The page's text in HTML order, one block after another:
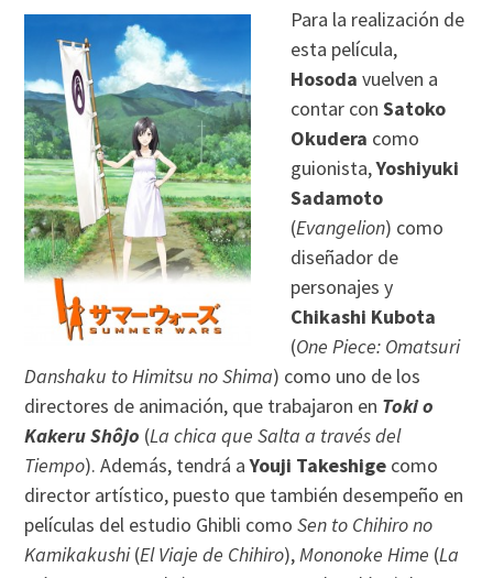
Para la realización de
esta película,
Hosoda vuelven a
contar conSatoko
Okudera como
guionista,Yoshiyuki
Sadamoto
(Evangelion) como
diseñador de
personajes y
Chikashi Kubota
(One Piece: Omatsuri
Danshaku to Himitsu no Shima) como uno de los
directores de animación, que trabajaron en Toki o
Kakeru Shôjo (La chica que Salta a través del
Tiempo). Además, tendrá aYouji Takeshige como
director artístico, puesto que también desempeño en
películas del estudio Ghibli comoSen to Chihiro no
Kamikakushi(El Viaje de Chihiro),Mononoke Hime (La